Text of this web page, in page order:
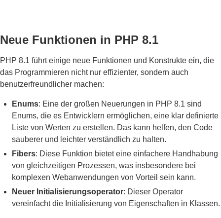
Neue Funktionen in PHP 8.1
PHP 8.1 führt einige neue Funktionen und Konstrukte ein, die
das Programmieren nicht nur effizienter, sondern auch
benutzerfreundlicher machen:
Enums: Eine der großen Neuerungen in PHP 8.1 sind
Enums, die es Entwicklern ermöglichen, eine klar definierte
Liste von Werten zu erstellen. Das kann helfen, den Code
sauberer und leichter verständlich zu halten.
Fibers: Diese Funktion bietet eine einfachere Handhabung
von gleichzeitigen Prozessen, was insbesondere bei
komplexen Webanwendungen von Vorteil sein kann.
Neuer Initialisierungsoperator: Dieser Operator
vereinfacht die Initialisierung von Eigenschaften in Klassen.